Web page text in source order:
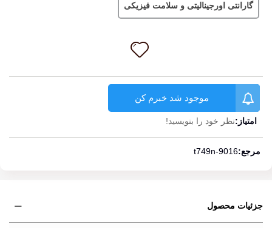
گارانتی اورجینالیتی و سلامت فیزیکی
موجود شد خبرم کن
امتیاز:نظر خود را بنویسید!
مرجع:t749n-9016
جزئیات محصول